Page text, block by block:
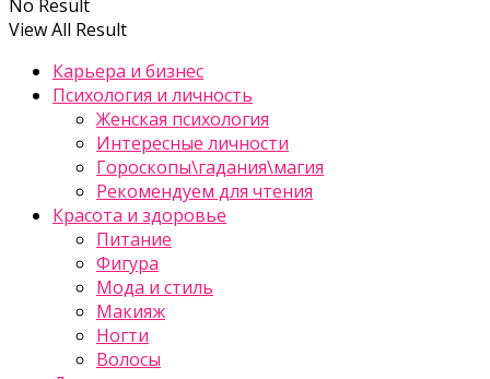
No Result
View All Result
Карьера и бизнес
Психология и личность
Женская психология
Интересные личности
Гороскопы\гадания\магия
Рекомендуем для чтения
Красота и здоровье
Питание
Фигура
Мода и стиль
Макияж
Ногти
Волосы